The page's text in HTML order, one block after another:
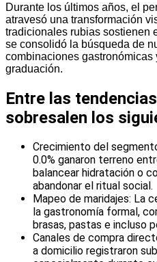
Durante los últimos años, el
atravesó una transformación
tradicionales rubias sostienen
se consolidó la búsqueda de
combinaciones gastronómicas
graduación.
Entre las
sobresalen los
Crecimiento del
0.0% ganaron terreno
balancear hidratación o
abandonar el ritual social.
Mapeo de maridajes: La
la gastronomía formal,
brasas, pastas e incluso
Canales de compra
a domicilio registraron